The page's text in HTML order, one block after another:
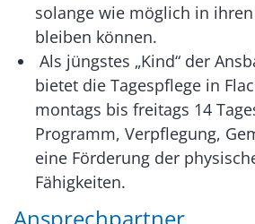
solange wie möglich in
bleiben können.
Als jüngstes „Kind“ der
bietet die Tagespflege in
montags bis freitags 14
Programm, Verpflegung,
eine Förderung der
Fähigkeiten.